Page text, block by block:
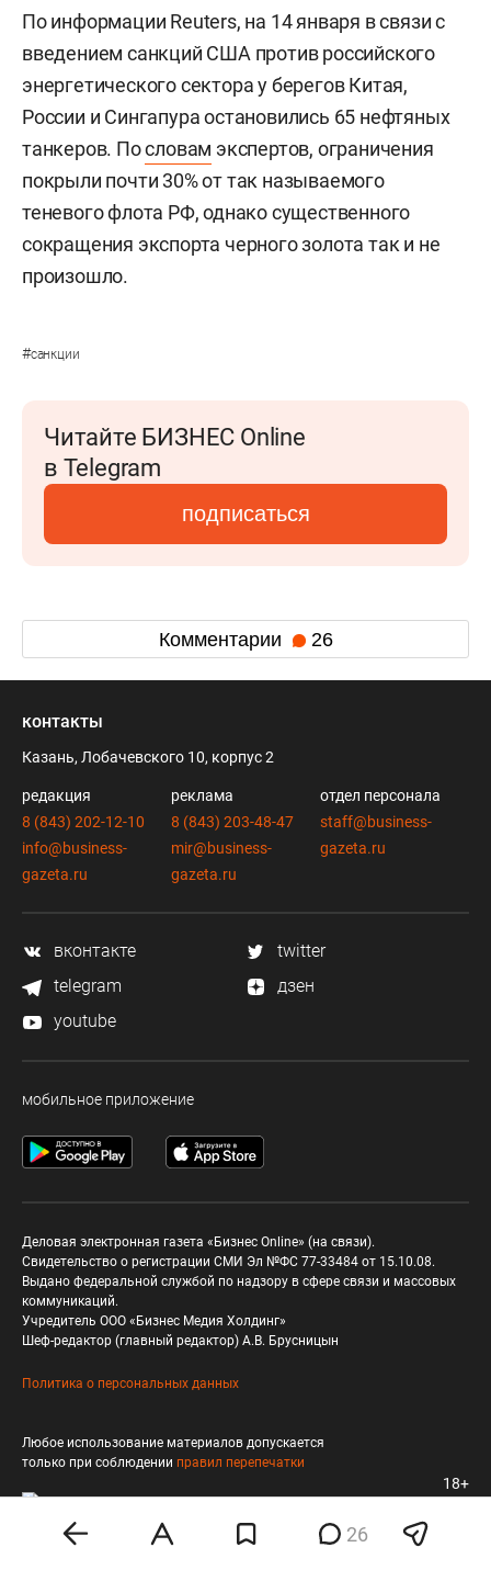
По информации Reuters, на 14 января в связи с
введением санкций США против российского
энергетического сектора у берегов Китая,
России и Сингапура остановились 65 нефтяных
танкеров. Пословам экспертов, ограничения
покрыли почти 30% от так называемого
теневого флота РФ, однако существенного
сокращения экспорта черного золота так и не
произошло.
#санкции
Читайте БИЗНЕС Online
в Telegram
подписаться
Комментарии 26
26
контакты
Казань, Лобачевского 10, корпус 2
редакция
8 (843) 202-12-10
info@business-
gazeta.ru
реклама
8 (843) 203-48-47
mir@business-
gazeta.ru
отдел персонала
staff@business-
gazeta.ru
вконтакте
twitter
telegram
дзен
youtube
мобильное приложение
Деловая электронная газета «Бизнес Online» (на связи).
Свидетельство о регистрации СМИ Эл №ФС 77-33484 от 15.10.08.
Выдано федеральной службой по надзору в сфере связи и массовых
коммуникаций.
Учредитель ООО «Бизнес Медия Холдинг»
Шеф-редактор (главный редактор) А.В. Брусницын
Политика о персональных данных
Любое использование материалов допускается
только при соблюдении правил перепечатки
18+